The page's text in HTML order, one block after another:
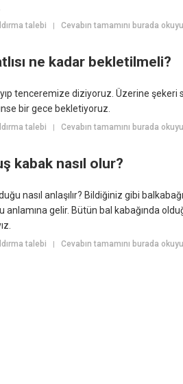
talebi | Cevabın tamamını burada
ne kadar bekletilmeli?
tenceremize diziyoruz. Üzerine
bir gece bekletiyoruz.
talebi | Cevabın tamamını burada
kabak nasıl olur?
nasıl anlaşılır? Bildiğiniz gibi
anlamına gelir. Bütün bal kabağında
talebi | Cevabın tamamını burada